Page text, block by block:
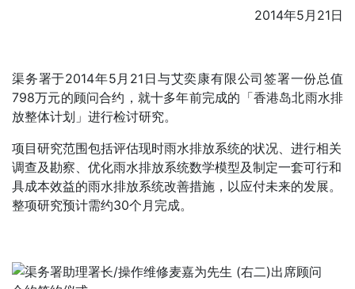
2014年5月21日
渠务署于2014年5月21日与艾奕康有限公司签署一份总值
798万元的顾问合约，就十多年前完成的「香港岛北雨水排
放整体计划」进行检讨研究。
项目研究范围包括评估现时雨水排放系统的状况、进行相关
调查及勘察、优化雨水排放系统数学模型及制定一套可行和
具成本效益的雨水排放系统改善措施，以应付未来的发展。
整项研究预计需约30个月完成。